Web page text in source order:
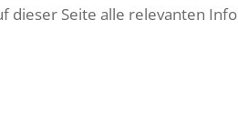
dieser Seite alle relevanten